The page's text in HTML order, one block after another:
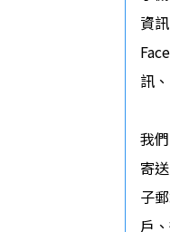
資
訊
我
寄
子
戶